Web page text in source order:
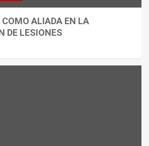
ALIADA EN LA
DE LESIONES